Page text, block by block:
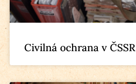
Civilná ochrana v ČSSR